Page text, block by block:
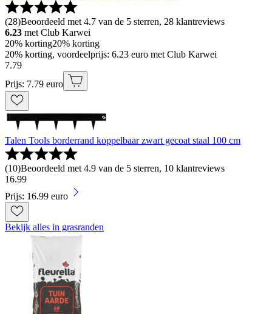
(28)Beoordeeld met 4.7 van de 5 sterren, 28 klantreviews
6.23 met Club Karwei
20% korting20% korting
20% korting, voordeelprijs: 6.23 euro met Club Karwei
7.79
Prijs: 7.79 euro
Talen Tools borderrand koppelbaar zwart gecoat staal 100 cm
(10)Beoordeeld met 4.9 van de 5 sterren, 10 klantreviews
16.99
Prijs: 16.99 euro
Bekijk alles in grasranden